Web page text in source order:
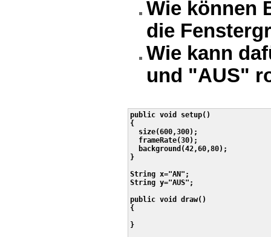
Wie können
die
Wie kann
und "AUS"
public void setup()
{
  size(600,300);
  frameRate(30);
  background(42,60,80);
}
String x="AN";
String y="AUS";
public void draw()
{
}